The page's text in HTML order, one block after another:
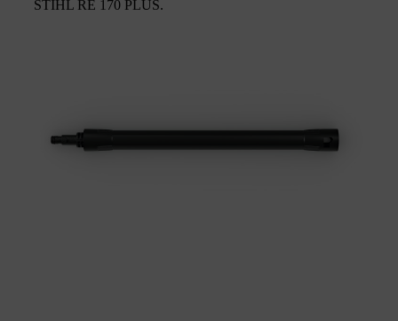
STIHL RE 170 PLUS.